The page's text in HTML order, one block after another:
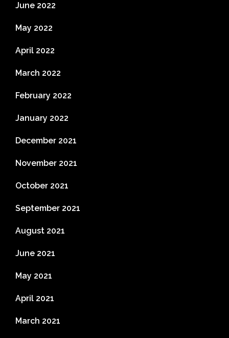
June 2022
May 2022
April 2022
March 2022
February 2022
January 2022
December 2021
November 2021
October 2021
September 2021
August 2021
June 2021
May 2021
April 2021
March 2021